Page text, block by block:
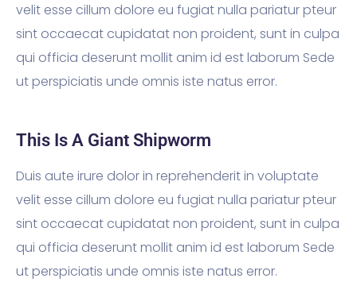
velit esse cillum dolore eu fugiat nulla pariatur pteur
sint occaecat cupidatat non proident, sunt in culpa
qui officia deserunt mollit anim id est laborum Sede
ut perspiciatis unde omnis iste natus error.
This Is A Giant Shipworm
Duis aute irure dolor in reprehenderit in voluptate
velit esse cillum dolore eu fugiat nulla pariatur pteur
sint occaecat cupidatat non proident, sunt in culpa
qui officia deserunt mollit anim id est laborum Sede
ut perspiciatis unde omnis iste natus error.